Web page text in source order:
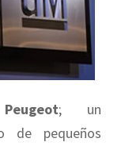
Peugeot; un
de pequeños